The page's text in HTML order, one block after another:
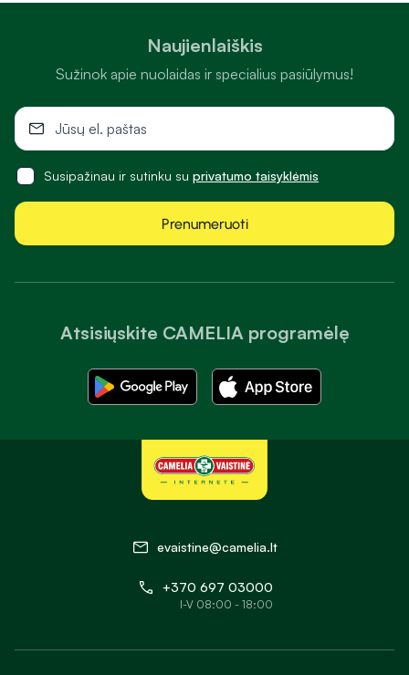
Atsisiųskite CAMELIA programėlę
Naujienlaiškis
Sužinok apie nuolaidas ir specialius pasiūlymus!
Susipažinau ir sutinku su privatumo taisyklėmis
Prenumeruoti
evaistine@camelia.lt
+370 697 03000
I-V 08:00 - 18:00